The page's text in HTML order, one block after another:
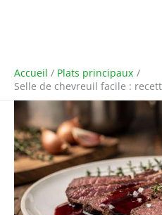
Accueil
Plats principaux
Selle de chevreuil facile :